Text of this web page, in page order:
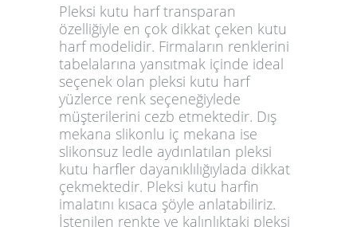
Pleksi kutu harf transparan
özelliğiyle en çok dikkat çeken kutu
harf modelidir. Firmaların renklerini
tabelalarına yansıtmak içinde ideal
seçenek olan pleksi kutu harf
yüzlerce renk seçeneğiylede
müşterilerini cezb etmektedir. Dış
mekana slikonlu iç mekana ise
slikonsuz ledle aydınlatılan pleksi
kutu harfler dayanıklılığıylada dikkat
çekmektedir. Pleksi kutu harfin
imalatını kısaca şöyle anlatabiliriz.
İstenilen renkte ve kalınlıktaki pleksi